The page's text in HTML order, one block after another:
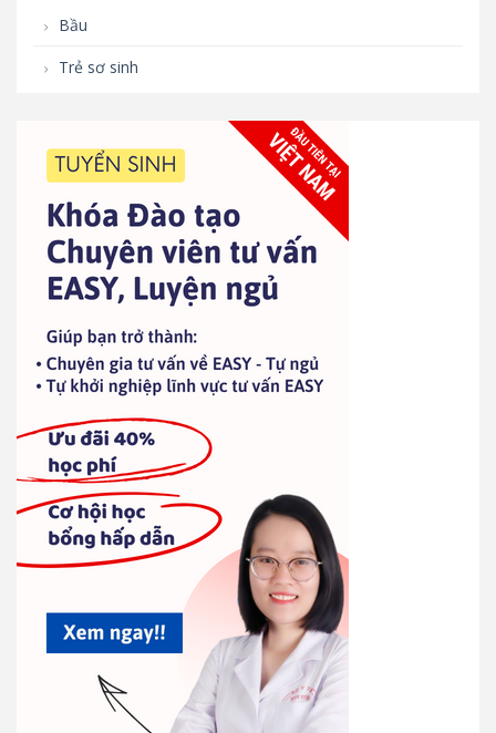
Bầu
Trẻ sơ sinh